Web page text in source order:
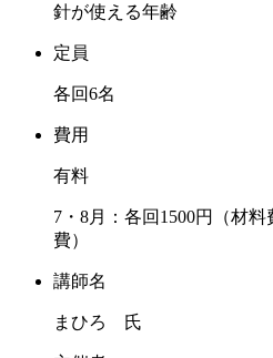
針が使える年齢
定員
各回6名
費用
有料
7・8月：各回1500円（材
費）
講師名
まひろ 氏